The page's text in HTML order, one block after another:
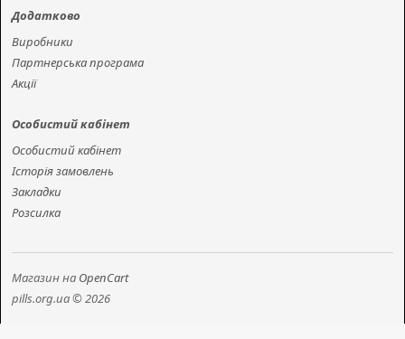
Додатково
Виробники
Партнерська програма
Акції
Особистий кабінет
Особистий кабінет
Історія замовлень
Закладки
Розсилка
Магазин на OpenCart
pills.org.ua © 2026